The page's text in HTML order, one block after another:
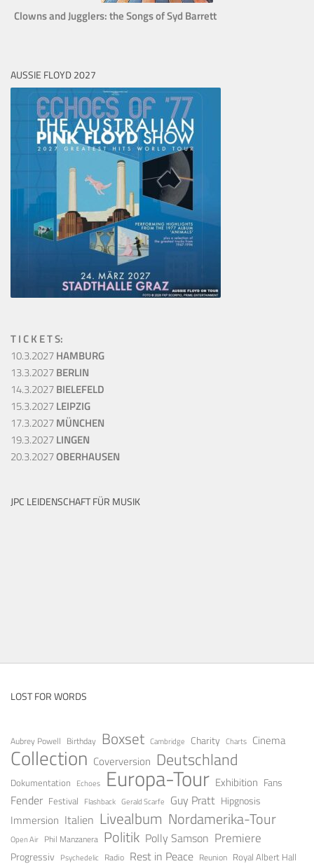
Clowns and Jugglers: the Songs of Syd Barrett
AUSSIE FLOYD 2027
T I C K E T S:
10.3.2027HAMBURG
13.3.2027BERLIN
14.3.2027BIELEFELD
15.3.2027LEIPZIG
17.3.2027MÜNCHEN
19.3.2027LINGEN
20.3.2027OBERHAUSEN
JPC LEIDENSCHAFT FÜR MUSIK
LOST FOR WORDS
Aubrey Powell Birthday Boxset Cambridge Charity Charts Cinema
Collection Coverversion Deutschland
Dokumentation Echoes Europa-Tour Exhibition Fans
Fender Festival Flashback Gerald Scarfe Guy Pratt Hipgnosis
Immersion Italien Livealbum Nordamerika-Tour
Open Air Phil Manzanera Politik Polly Samson Premiere
Progressiv Psychedelic Radio Rest in Peace Reunion Royal Albert Hall